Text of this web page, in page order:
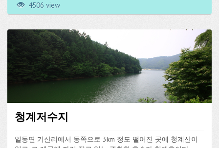
4506 view
청계저수지
일동면 기산리에서 동쪽으로 3km 정도 떨어진 곳에 청계산이